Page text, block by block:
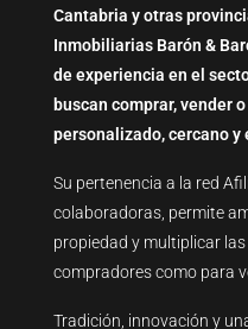
Cantabria y otras
Inmobiliarias Barón &
de experiencia en el
buscan comprar, vender
personalizado, cercano y
Su pertenencia a la red
colaboradoras, permite
propiedad y multiplicar
compradores como para
Tradición, innovación y